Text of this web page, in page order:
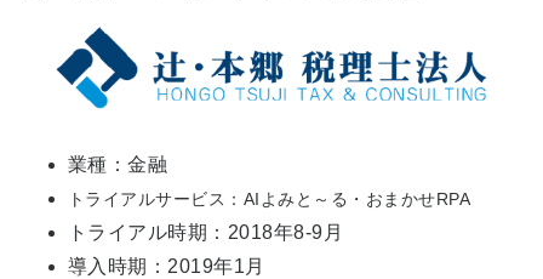
業種：金融
トライアルサービス：AIよみと～る・おまかせRPA
トライアル時期：2018年8-9月
導入時期：2019年1月